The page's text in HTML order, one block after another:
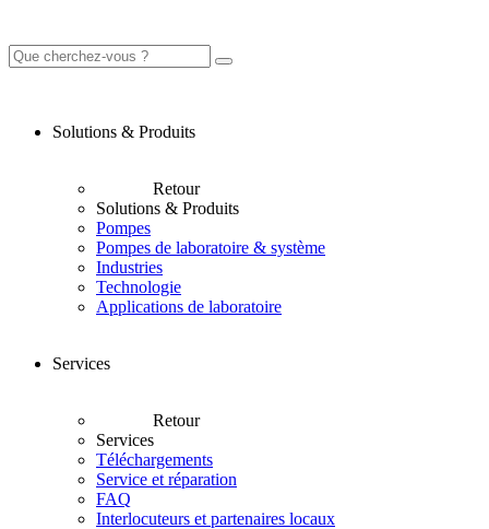
Solutions & Produits
Retour
Solutions & Produits
Pompes
Pompes de laboratoire & système
Industries
Technologie
Applications de laboratoire
Services
Retour
Services
Téléchargements
Service et réparation
FAQ
Interlocuteurs et partenaires locaux